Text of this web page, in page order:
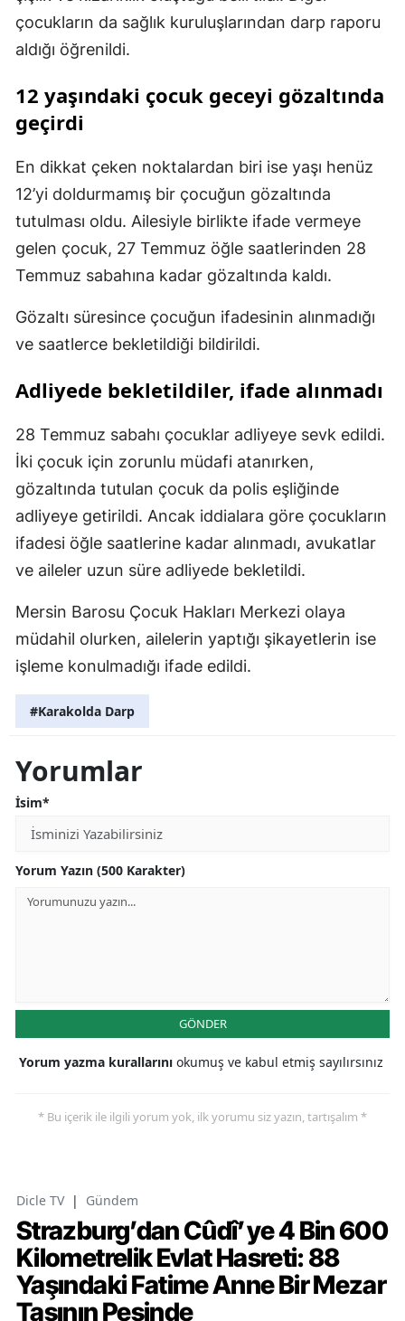
çocukların da sağlık kuruluşlarından darp raporu
aldığı öğrenildi.
12 yaşındaki çocuk geceyi gözaltında
geçirdi
En dikkat çeken noktalardan biri ise yaşı henüz
12’yi doldurmamış bir çocuğun gözaltında
tutulması oldu. Ailesiyle birlikte ifade vermeye
gelen çocuk, 27 Temmuz öğle saatlerinden 28
Temmuz sabahına kadar gözaltında kaldı.
Gözaltı süresince çocuğun ifadesinin alınmadığı
ve saatlerce bekletildiği bildirildi.
Adliyede bekletildiler, ifade alınmadı
28 Temmuz sabahı çocuklar adliyeye sevk edildi.
İki çocuk için zorunlu müdafi atanırken,
gözaltında tutulan çocuk da polis eşliğinde
adliyeye getirildi. Ancak iddialara göre çocukların
ifadesi öğle saatlerine kadar alınmadı, avukatlar
ve aileler uzun süre adliyede bekletildi.
Mersin Barosu Çocuk Hakları Merkezi olaya
müdahil olurken, ailelerin yaptığı şikayetlerin ise
işleme konulmadığı ifade edildi.
#Karakolda Darp
Yorumlar
İsim*
Yorum Yazın (500 Karakter)
GÖNDER
Yorum yazma kurallarını okumuş ve kabul etmiş sayılırsınız
* Bu içerik ile ilgili yorum yok, ilk yorumu siz yazın, tartışalım *
Dicle TV | Gündem
Strazburg’dan Cûdî’ye 4 Bin 600
Kilometrelik Evlat Hasreti: 88
Yaşındaki Fatime Anne Bir Mezar
Taşının Peşinde